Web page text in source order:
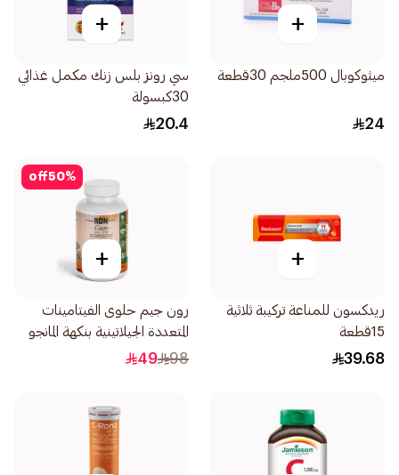
+
ميثوكوبال 500ملجم 30قطعة
24
+
سي رونز بلس زنك مكمل غذائي
30كبسولة
20.4
+
ريدكسون للمناعة تركيبة ثلاثية
15قطعة
39.68
50%
off
+
رون جيم حلوى الفيتامينات
المتعددة الجيلاتينية بنكهة المانجو
الطبيعية 60قطعة
98
49